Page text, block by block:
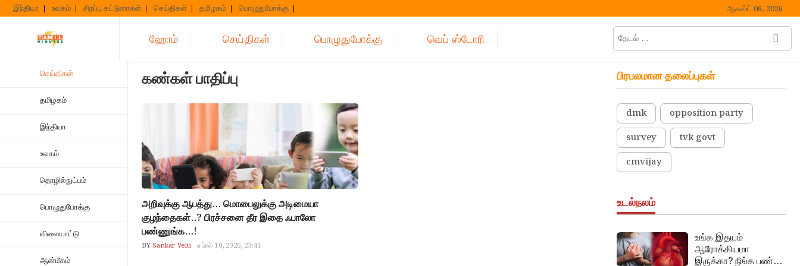
Skip
to
இந்தியா உலகம் சிறப்பு கட்டுரைகள் செய்திகள் தமிழகம் பொழுதுபோக்கு ஆகஸ்ட் 06, 2026
ஹோம் செய்திகள் பொழுதுபோக்கு வெப் ஸ்டோரி
தேடல்
… M
செய்திகள்
தமிழகம்
இந்தியா
உலகம்
தொழில்நுட்பம்
பொழுதுபோக்கு
விளையாட்டு
ஆன்மீகம்
கண்கள் பாதிப்பு
mobile and childs
அறிவுக்கு ஆபத்து… மொபைலுக்கு அடிமையா
குழந்தைகள்..? பிரச்சனை தீர இதை ஃபாலோ
பண்ணுங்க…!
BYSankar Velu ஏப்ரல் 10, 2026, 23:41
பிரபலமான தலைப்புகள்
dmk
opposition party
survey
tvk govt
cmvijay
உடல்நலம்
உங்க இதயம்
ஆரோக்கியமா
இருக்கா? நீங்க பண்ண